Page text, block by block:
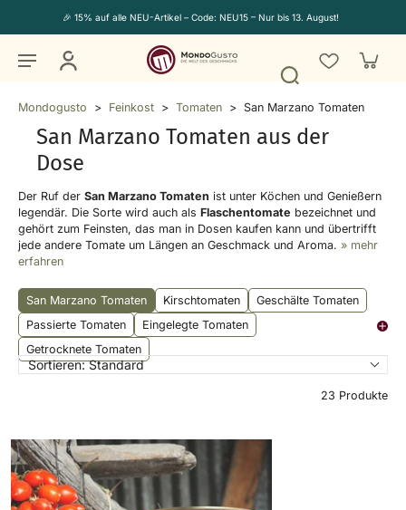
🎉 15% auf alle NEU-Artikel – Code: NEU15 – Nur bis 13. August!
Mondogusto > Feinkost > Tomaten > San Marzano Tomaten
San Marzano Tomaten aus der
Dose
Der Ruf der San Marzano Tomaten ist unter Köchen und Genießern
legendär. Die Sorte wird auch als Flaschentomate bezeichnet und
gehört zum Feinsten, das man in Dosen kaufen kann und übertrifft
jede andere Tomate um Längen an Geschmack und Aroma. » mehr
erfahren
San Marzano Tomaten Kirschtomaten
Geschälte Tomaten
Passierte Tomaten
Eingelegte Tomaten
Getrocknete Tomaten
Sortieren: Standard
23 Produkte